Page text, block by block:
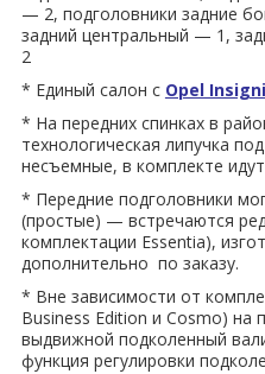
— 2, подголовники задние
задний центральный — 1,
2
* Единый салон с Opel
* На передних спинках в
технологическая липучка
несъемные, в комплекте
* Передние подголовники
(простые) — встречаются
комплектации Essentia),
дополнительно по заказу.
* Вне зависимости от
Business Edition и Cosmo) на
выдвижной подколенный
функция регулировки